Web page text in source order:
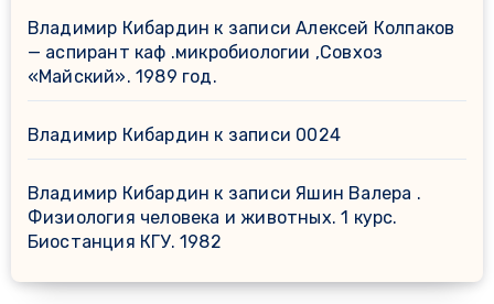
Владимир Кибардин к записиАлексей Колпаков
— аспирант каф .микробиологии ,Совхоз
«Майский». 1989 год.
Владимир Кибардин к записи 0024
Владимир Кибардин к записи Яшин Валера .
Физиология человека и животных. 1 курс.
Биостанция КГУ. 1982